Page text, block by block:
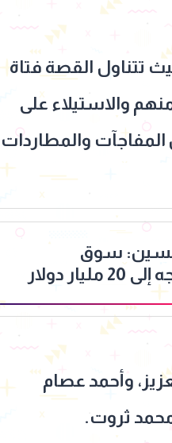
تتناول القصة فتاة
والاستيلاء على
والمطاردات
سوق
المايكرودراما يتجه إلى 20 مليار دولار
وأحمد عصام
ثروت.